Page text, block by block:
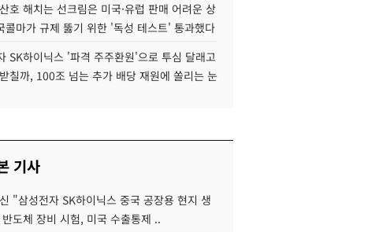
호 해치는 선크림은 미국·유럽 판매 어려운 상
콜마가 규제 뚫기 위한 '독성 테스트' 통과했다
SK하이닉스 '파격 주주환원'으로 투심 달래고
칠까, 100조 넘는 추가 배당 재원에 쏠리는 눈
기사
"삼성전자 SK하이닉스 중국 공장용 현지 생
도체 장비 시험, 미국 수출통제 ..